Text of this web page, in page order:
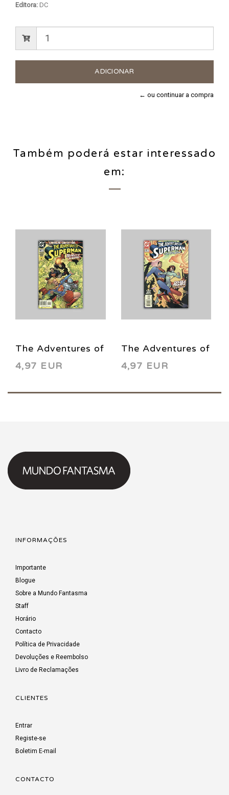
Editora: DC
← ou continuar a compra
Também poderá estar interessado
em:
The Adventures of
Superman 580
4,97 EUR
The Adventures of
Superman 578
4,97 EUR
INFORMAÇÕES
Importante
Blogue
Sobre a Mundo Fantasma
Staff
Horário
Contacto
Política de Privacidade
Devoluções e Reembolso
Livro de Reclamações
CLIENTES
Entrar
Registe-se
Boletim E-mail
CONTACTO